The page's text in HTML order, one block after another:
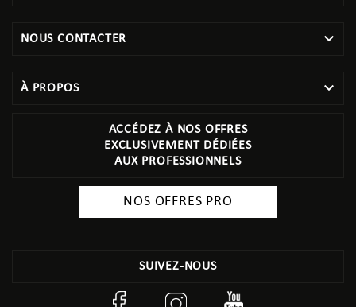
NOUS CONTACTER 
À PROPOS 
ACCÉDEZ À NOS OFFRES
EXCLUSIVEMENT DÉDIÉES
AUX PROFESSIONNELS
NOS OFFRES PRO
SUIVEZ-NOUS